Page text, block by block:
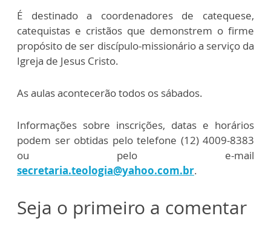
É destinado a coordenadores de catequese,
catequistas e cristãos que demonstrem o firme
propósito de ser discípulo-missionário a serviço da
Igreja de Jesus Cristo.
As aulas acontecerão todos os sábados.
Informações sobre inscrições, datas e horários
podem ser obtidas pelo telefone (12) 4009-8383
ou pelo e-mail
secretaria.teologia@yahoo.com.br.
Seja o primeiro a comentar